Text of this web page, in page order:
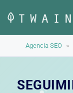
contenido
Agencia SEO »